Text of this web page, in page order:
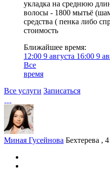
укладка на среднюю
волосы - 1800 мытьё
средства ( пенка либо
стоимость
Ближайшее время:
12:00 9 августа 16:00 9
Все
время
Все услуги Записаться
Миная Гусейнова Бехтерева ,